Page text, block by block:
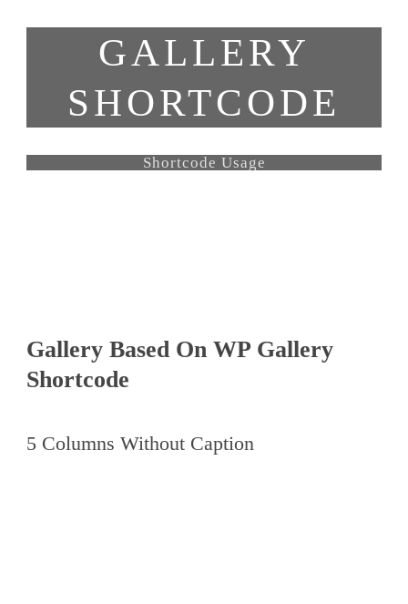
GALLERY
SHORTCODE
Shortcode Usage
Gallery Based On WP Gallery
Shortcode
5 Columns Without Caption